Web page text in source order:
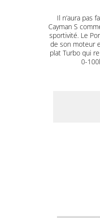
Il n’aura pas
Cayman S
sportivité. Le
de son moteur
plat Turbo qui
0-